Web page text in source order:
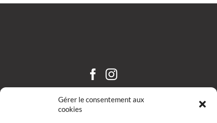
Gérer le consentement aux
cookies